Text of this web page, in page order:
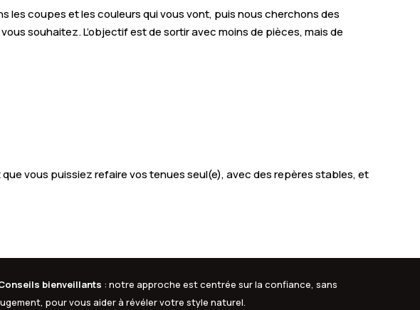
les coupes et les couleurs qui vous vont, puis nous cherchons des
souhaitez. L’objectif est de sortir avec moins de pièces, mais de
vous puissiez refaire vos tenues seul(e), avec des repères stables, et
bienveillants : notre approche est centrée sur la confiance, sans
pour vous aider à révéler votre style naturel.